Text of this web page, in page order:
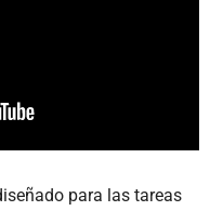
para las tareas